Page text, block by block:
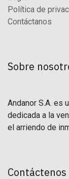
Política de
Contáctanos
Sobre
Andanor S.A. es
dedicada a la
el arriendo de
Contáctenos